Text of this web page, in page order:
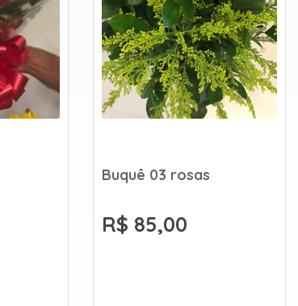
Buquê 03 rosas
R$ 85,00